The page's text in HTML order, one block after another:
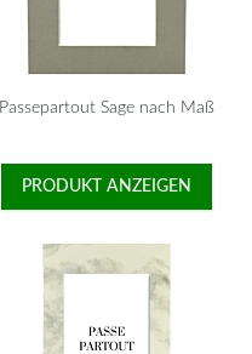
Passepartout Sage nach Maß
PRODUKT ANZEIGEN